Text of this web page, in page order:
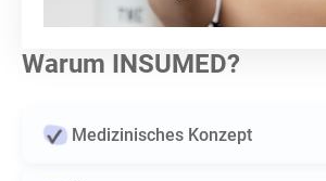
Warum INSUMED?
Medizinisches Konzept